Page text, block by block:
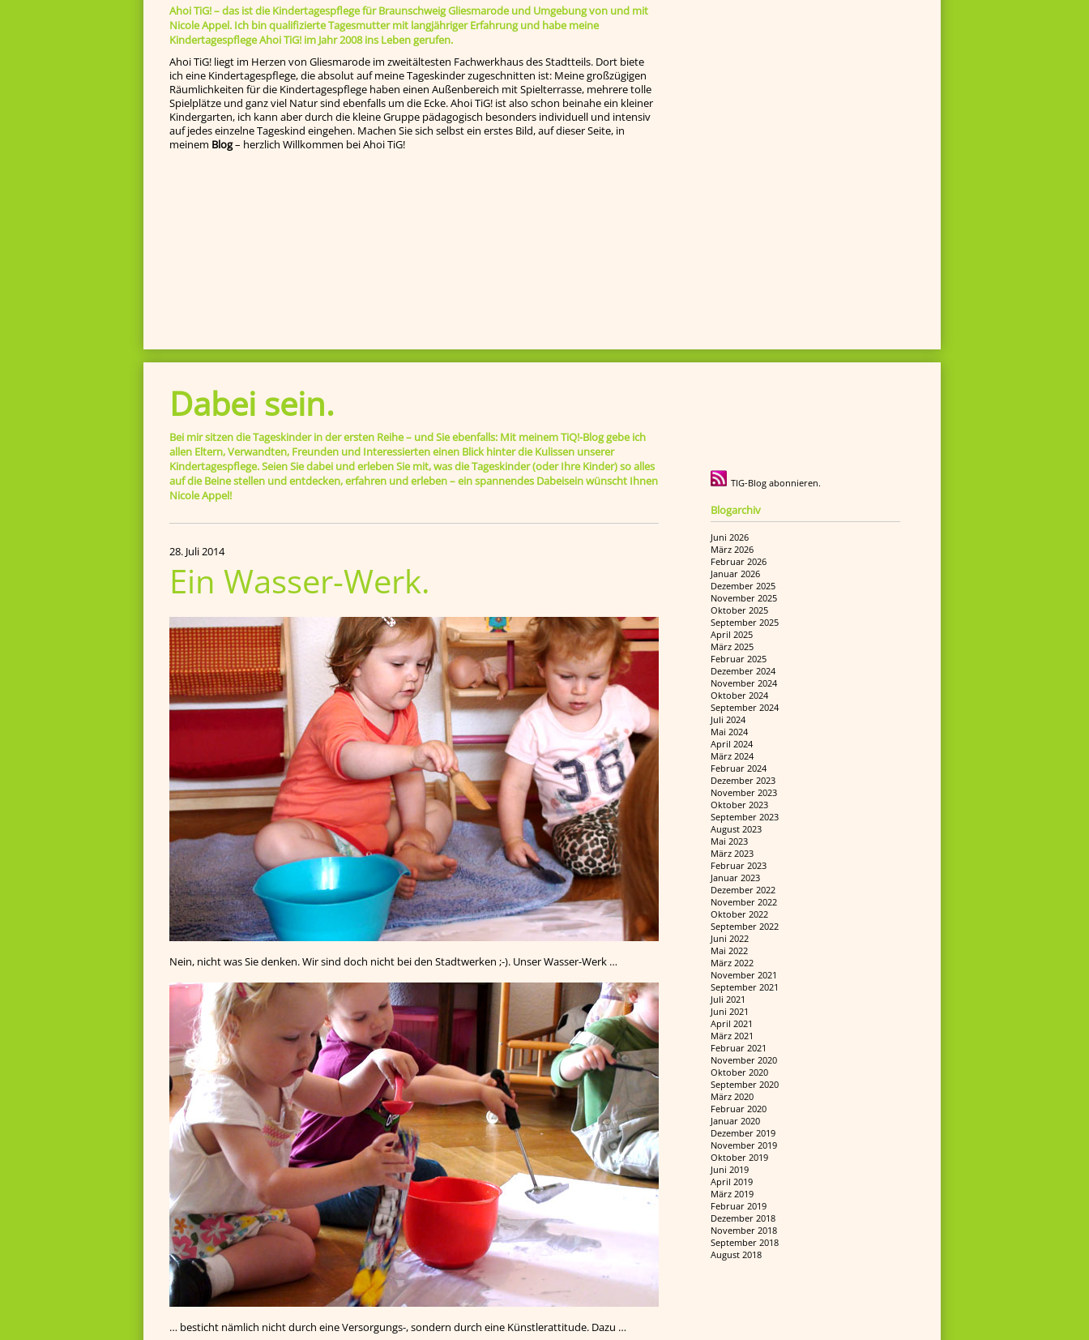
Ahoi TiG! – das ist die Kindertagespflege für Braunschweig Gliesmarode und Umgebung von und mit
Nicole Appel. Ich bin qualifizierte Tagesmutter mit langjähriger Erfahrung und habe meine
Kindertagespflege Ahoi TiG! im Jahr 2008 ins Leben gerufen.
Ahoi TiG! liegt im Herzen von Gliesmarode im zweitältesten Fachwerkhaus des Stadtteils. Dort biete
ich eine Kindertagespflege, die absolut auf meine Tageskinder zugeschnitten ist: Meine großzügigen
Räumlichkeiten für die Kindertagespflege haben einen Außenbereich mit Spielterrasse, mehrere tolle
Spielplätze und ganz viel Natur sind ebenfalls um die Ecke. Ahoi TiG! ist also schon beinahe ein kleiner
Kindergarten, ich kann aber durch die kleine Gruppe pädagogisch besonders individuell und intensiv
auf jedes einzelne Tageskind ein­gehen. Machen Sie sich selbst ein erstes Bild, auf dieser Seite, in
meinem Blog– herzlich Willkommen bei Ahoi TiG!
TIG-Blog abonnieren.
Blogarchiv
Juni 2026
März 2026
Februar 2026
Januar 2026
Dezember 2025
November 2025
Oktober 2025
September 2025
April 2025
März 2025
Februar 2025
Dezember 2024
November 2024
Oktober 2024
September 2024
Juli 2024
Mai 2024
April 2024
März 2024
Februar 2024
Dezember 2023
November 2023
Oktober 2023
September 2023
August 2023
Mai 2023
März 2023
Februar 2023
Januar 2023
Dezember 2022
November 2022
Oktober 2022
September 2022
Juni 2022
Mai 2022
März 2022
November 2021
September 2021
Juli 2021
Juni 2021
April 2021
März 2021
Februar 2021
November 2020
Oktober 2020
September 2020
März 2020
Februar 2020
Januar 2020
Dezember 2019
November 2019
Oktober 2019
Juni 2019
April 2019
März 2019
Februar 2019
Dezember 2018
November 2018
September 2018
August 2018
Dabei sein.
Bei mir sitzen die Tageskinder in der ersten Reihe – und Sie ebenfalls: Mit meinem TiQ!-Blog gebe ich
allen Eltern, Verwandten, Freunden und Interessierten einen Blick hinter die Kulissen unserer
Kindertagespflege. Seien Sie dabei und erleben Sie mit, was die Tageskinder (oder Ihre Kinder) so alles
auf die Beine stellen und entdecken, erfahren und erleben – ein spannendes Dabeisein wünscht Ihnen
Nicole Appel!
28. Juli 2014
Ein Wasser-Werk.
Nein, nicht was Sie denken. Wir sind doch nicht bei den Stadtwerken ;-). Unser Wasser-Werk …
… besticht nämlich nicht durch eine Versorgungs-, sondern durch eine Künstlerattitude. Dazu …